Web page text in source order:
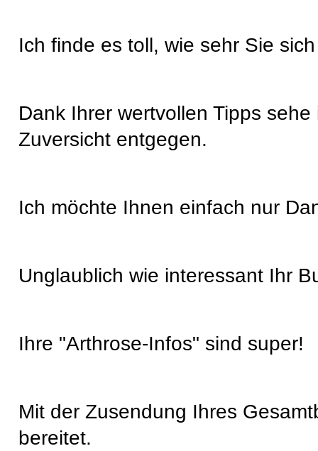
Ich finde es toll, wie sehr Sie
Dank Ihrer wertvollen Tipps
Zuversicht entgegen.
Ich möchte Ihnen einfach nur
Unglaublich wie interessant Ihr
Ihre "Arthrose-Infos" sind super!
Mit der Zusendung Ihres
bereitet.